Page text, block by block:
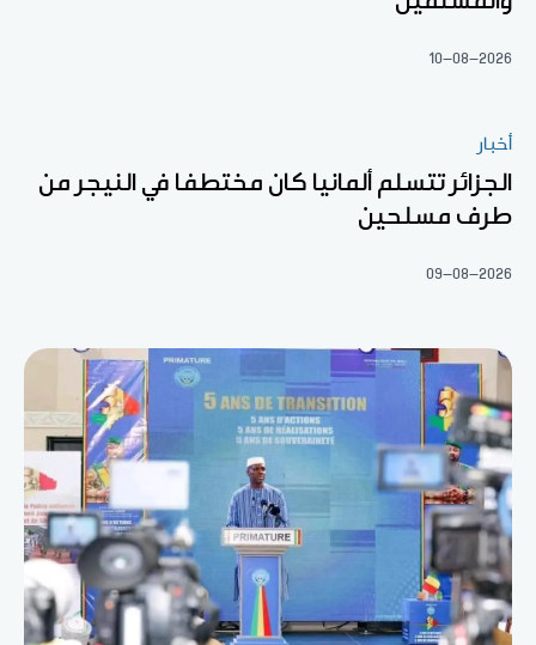
10-08-2026
أخبار
الجزائر تتسلم ألمانيا كان مختطفا في النيجر من
طرف مسلحين
09-08-2026